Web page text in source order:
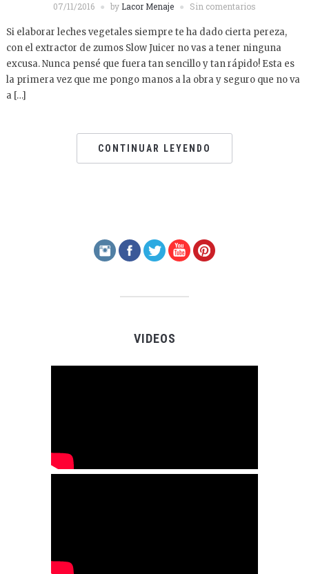
07/11/2016 by Lacor Menaje Sin comentarios
Si elaborar leches vegetales siempre te ha dado cierta pereza,
con el extractor de zumos Slow Juicer no vas a tener ninguna
excusa. Nunca pensé que fuera tan sencillo y tan rápido! Esta es
la primera vez que me pongo manos a la obra y seguro que no va
a […]
CONTINUAR LEYENDO
VIDEOS